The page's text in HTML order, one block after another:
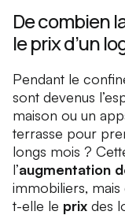
De combien
le prix d’un
Pendant le
sont devenus
maison ou un
terrasse pour
longs mois ?
l’augmentation
immobiliers,
t-elle le prix des